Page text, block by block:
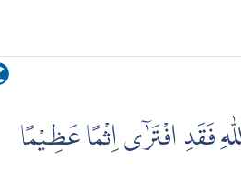
فَقَدِ افْتَرٰٓى اِثْمًا عَظِيْمًا